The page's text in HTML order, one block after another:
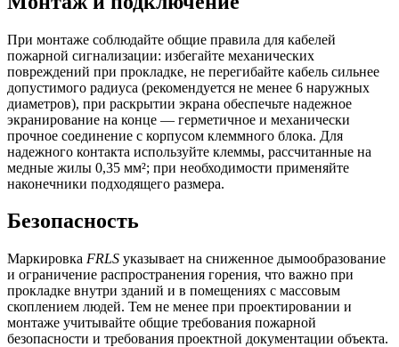
При монтаже соблюдайте общие правила для кабелей
пожарной сигнализации: избегайте механических
повреждений при прокладке, не перегибайте кабель сильнее
допустимого радиуса (рекомендуется не менее 6 наружных
диаметров), при раскрытии экрана обеспечьте надежное
экранирование на конце — герметичное и механически
прочное соединение с корпусом клеммного блока. Для
надежного контакта используйте клеммы, рассчитанные на
медные жилы 0,35 мм²; при необходимости применяйте
наконечники подходящего размера.
Безопасность
Маркировка FRLS указывает на сниженное дымообразование
и ограничение распространения горения, что важно при
прокладке внутри зданий и в помещениях с массовым
скоплением людей. Тем не менее при проектировании и
монтаже учитывайте общие требования пожарной
безопасности и требования проектной документации объекта.